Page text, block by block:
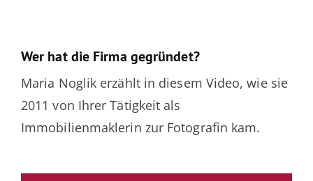
Wer hat die Firma gegründet?
Maria Noglik erzählt in diesem Video, wie sie
2011 von Ihrer Tätigkeit als
Immobilienmaklerin zur Fotografin kam.